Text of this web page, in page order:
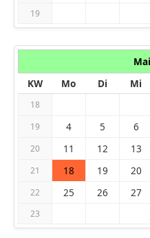
19
KW
Mo Di Mi
18
19 4 5 6
20 11 12 13
21 18 19 20
22 25 26 27
23